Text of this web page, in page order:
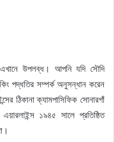
এখানে উপলব্ধ। আপনি যদি সৌদি
পদ্ধতির সম্পর্ক অনুসন্ধান করেন
ঠিকানা ক্যামপাসিফিক সোনারগাঁ
১৯৪৫ সালে প্রতিষ্ঠিত